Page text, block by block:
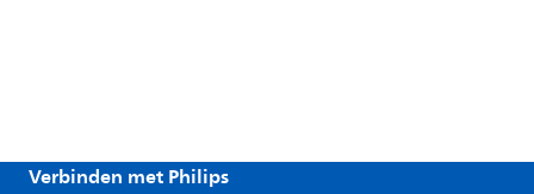
Verbinden met Philips